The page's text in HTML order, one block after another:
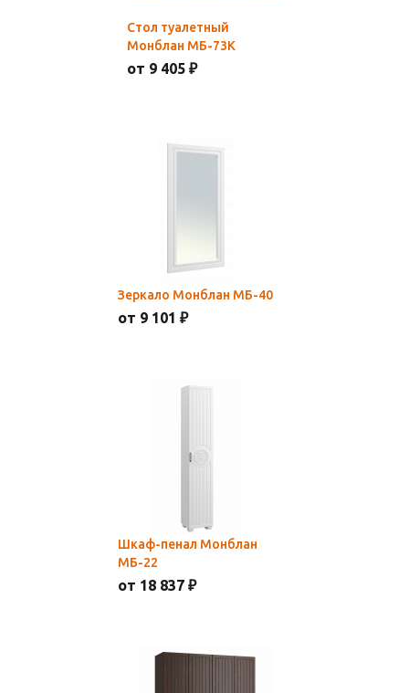
Стол туалетный
Монблан МБ-73К
от 9 405 ₽
Зеркало Монблан МБ-40
от 9 101 ₽
Шкаф-пенал Монблан
МБ-22
от 18 837 ₽